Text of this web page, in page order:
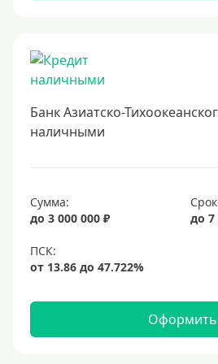
Заявка во все банки
Способы выдачи
Не выходя из дома
Онлайн на карту
Валюта
Банк Азиатско-
наличными
Сумма:
до 3 000 000 ₽
до 7
Оформить